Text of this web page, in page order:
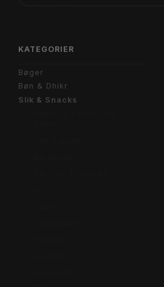
ADRESSE
KATEGORIER
Bøger
Bøn & Dhikr
Slik & Snacks